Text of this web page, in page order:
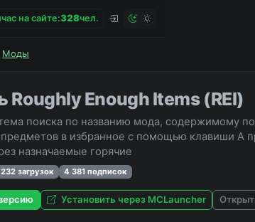
на сайте:328чел.
Моды
Roughly Enough Items (REI)
поиска по названию мода, содержимому
в избранное с помощью клавиши A
назначаемые горячие
загрузок 4 381 подписок
Установить через MCLauncher